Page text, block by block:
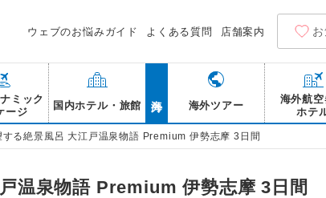
ウェブのお悩みガイド よくある質問 店舗案内
ミック
ージ
国内ホテル・旅館 海外ツアー
海外航空
ホテ
する絶景風呂 大江戸温泉物語 Premium 伊勢志摩 3日間
温泉物語 Premium 伊勢志摩 3日間